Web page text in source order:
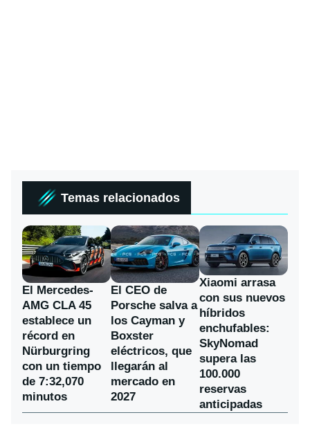
Temas relacionados
El Mercedes-
AMG CLA 45
establece un
récord en
Nürburgring
con un tiempo
de 7:32,070
minutos
El CEO de
Porsche salva a
los Cayman y
Boxster
eléctricos, que
llegarán al
mercado en
2027
Xiaomi arrasa
con sus nuevos
híbridos
enchufables:
SkyNomad
supera las
100.000
reservas
anticipadas